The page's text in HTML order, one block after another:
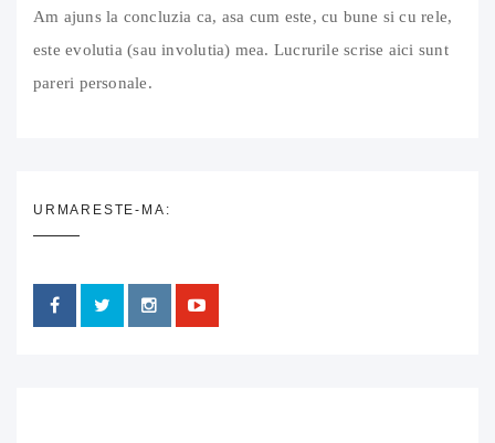
Am ajuns la concluzia ca, asa cum este, cu bune si cu rele,
este evolutia (sau involutia) mea. Lucrurile scrise aici sunt
pareri personale.
URMARESTE-MA: